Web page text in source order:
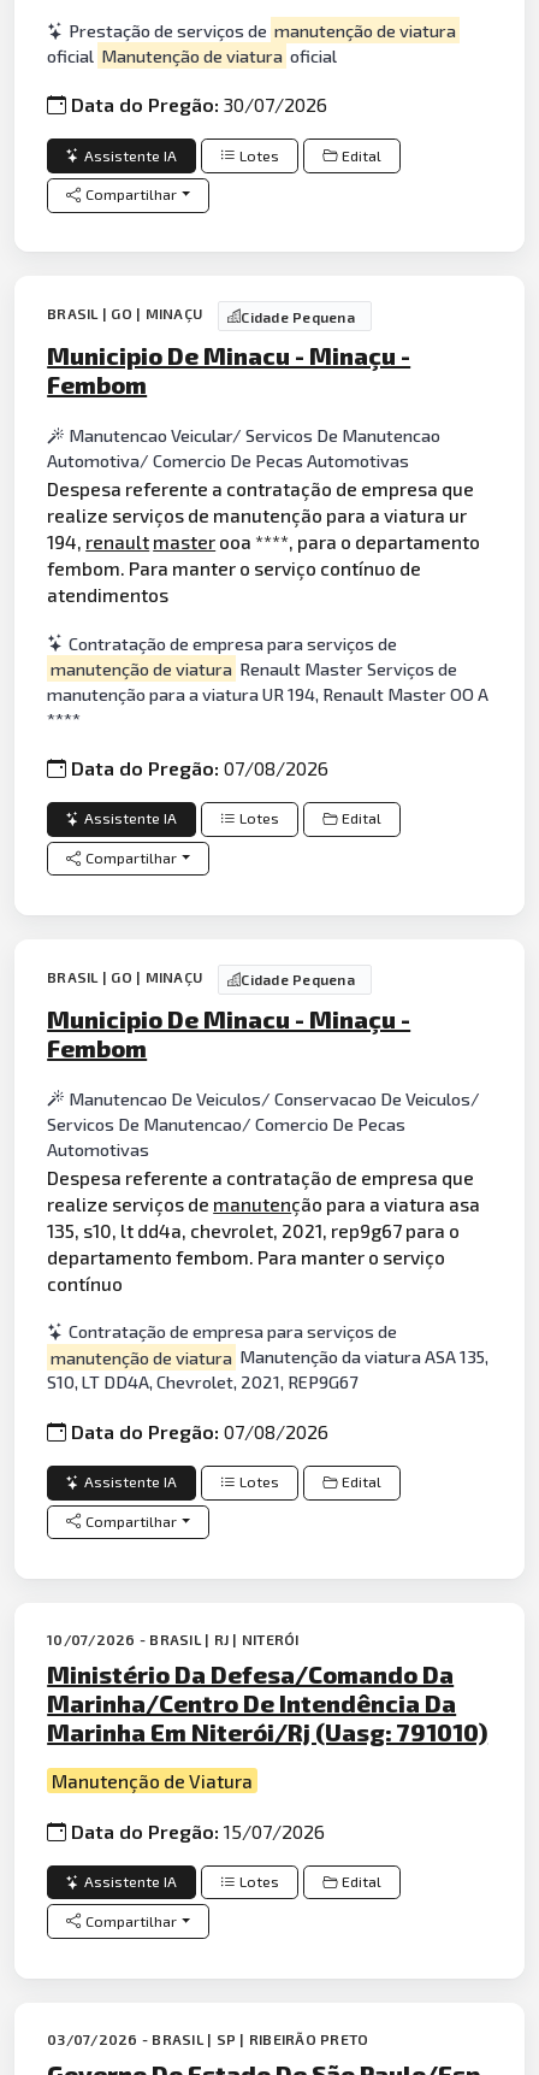
Prestação de serviços de manutenção de viatura
oficial Manutenção de viatura oficial
Data do Pregão:30/07/2026
Assistente IA Lotes Edital
Compartilhar
BRASIL | GO | MINAÇU Cidade Pequena
Municipio De Minacu - Minaçu -
Fembom
Manutencao Veicular/ Servicos De Manutencao
Automotiva/ Comercio De Pecas Automotivas
Despesa referente a contratação de empresa que
realize serviços de manutenção para a viatura ur
194, renault master ooa ****, para o departamento
fembom. Para manter o serviço contínuo de
atendimentos
Contratação de empresa para serviços de
manutenção de viatura Renault Master Serviços de
manutenção para a viatura UR 194, Renault Master OO A
****
Data do Pregão:07/08/2026
Assistente IA Lotes Edital
Compartilhar
BRASIL | GO | MINAÇU Cidade Pequena
Municipio De Minacu - Minaçu -
Fembom
Manutencao De Veiculos/ Conservacao De Veiculos/
Servicos De Manutencao/ Comercio De Pecas
Automotivas
Despesa referente a contratação de empresa que
realize serviços de manutenção para a viatura asa
135, s10, lt dd4a, chevrolet, 2021, rep9g67 para o
departamento fembom. Para manter o serviço
contínuo
Contratação de empresa para serviços de
manutenção de viatura Manutenção da viatura ASA 135,
S10, LT DD4A, Chevrolet, 2021, REP9G67
Data do Pregão:07/08/2026
Assistente IA Lotes Edital
Compartilhar
10/07/2026 - BRASIL | RJ | NITERÓI
Ministério Da Defesa/Comando Da
Marinha/Centro De Intendência Da
Marinha Em Niterói/Rj (Uasg: 791010)
Manutenção de Viatura
Data do Pregão:15/07/2026
Assistente IA Lotes Edital
Compartilhar
03/07/2026 - BRASIL | SP | RIBEIRÃO PRETO